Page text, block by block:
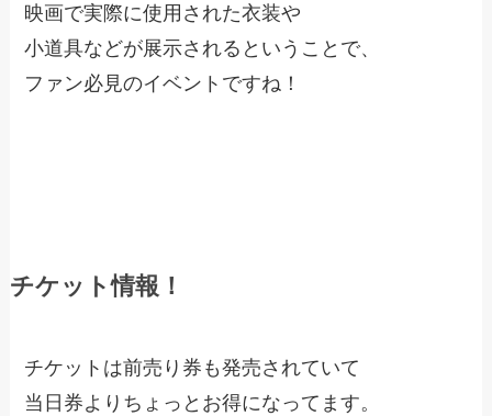
映画で実際に使用された衣装や
小道具などが展示されるということで、
ファン必見のイベントですね！
チケット情報！
チケットは前売り券も発売されていて
当日券よりちょっとお得になってます。